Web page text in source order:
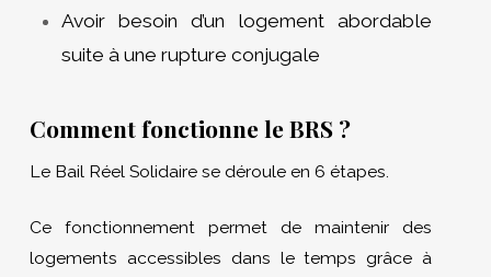
Avoir besoin d’un logement abordable
suite à une rupture conjugale
Comment fonctionne le BRS ?
Le Bail Réel Solidaire se déroule en 6 étapes.
Ce fonctionnement permet de maintenir des
logements accessibles dans le temps grâce à